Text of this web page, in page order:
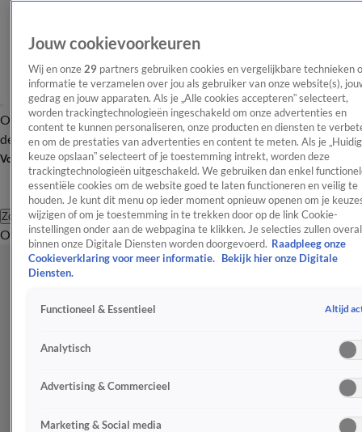
OverzichtAfleveringen Entertainment TV Algemeen
Tip
de redactieNieuwsbrief
Volg Shownieuws
Zoeken
OverzichtEntertainmentSpraakmakendRealityCrimeVideo's
Jouw cookievoorkeuren
Wij en onze 29 partners gebruiken cookies en vergelijkbare technieken
informatie te verzamelen over jou als gebruiker van onze website(s),
gedrag en jouw apparaten. Als je „Alle cookies accepteren” selecteert,
worden trackingtechnologieën ingeschakeld om onze advertenties en
content te kunnen personaliseren, onze producten en diensten te
en om de prestaties van advertenties en content te meten. Als je
keuze opslaan” selecteert of je toestemming intrekt, worden deze
trackingtechnologieën uitgeschakeld. We gebruiken dan enkel
essentiële cookies om de website goed te laten functioneren en veilig te
houden. Je kunt dit menu op ieder moment opnieuw openen om je
wijzigen of om je toestemming in te trekken door op de link Cookie-
instellingen onder aan de webpagina te klikken. Je selecties zullen overal
binnen onze Digitale Diensten worden doorgevoerd. Raadpleeg onze
Cookieverklaring voor meer informatie.
Bekijk hier onze Digitale
Diensten.
Functioneel & Essentieel Altijd
Analytisch
Advertising & Commercieel
Marketing & Social media